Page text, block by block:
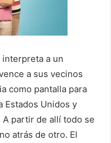
a un
a sus vecinos
como pantalla para
Estados Unidos y
A partir de allí todo se
atrás de otro. El